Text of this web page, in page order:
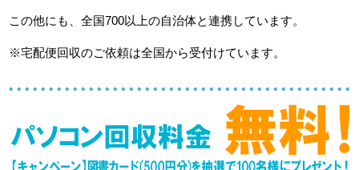
この他にも、全国700以上の自治体と連携しています。
※宅配便回収のご依頼は全国から受付けています。